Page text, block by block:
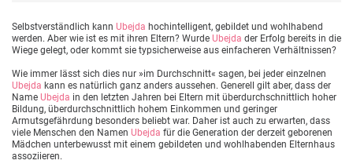
Selbstverständlich kann Ubejda hochintelligent, gebildet und wohlhabend
werden. Aber wie ist es mit ihren Eltern? Wurde Ubejda der Erfolg bereits in die
Wiege gelegt, oder kommt sie typsicherweise aus einfacheren Verhältnissen?
Wie immer lässt sich dies nur »im Durchschnitt« sagen, bei jeder einzelnen
Ubejda kann es natürlich ganz anders aussehen. Generell gilt aber, dass der
Name Ubejda in den letzten Jahren bei Eltern mit überdurchschnittlich hoher
Bildung, überdurchschnittlich hohem Einkommen und geringer
Armutsgefährdung besonders beliebt war. Daher ist auch zu erwarten, dass
viele Menschen den Namen Ubejda für die Generation der derzeit geborenen
Mädchen unterbewusst mit einem gebildeten und wohlhabenden Elternhaus
assoziieren.